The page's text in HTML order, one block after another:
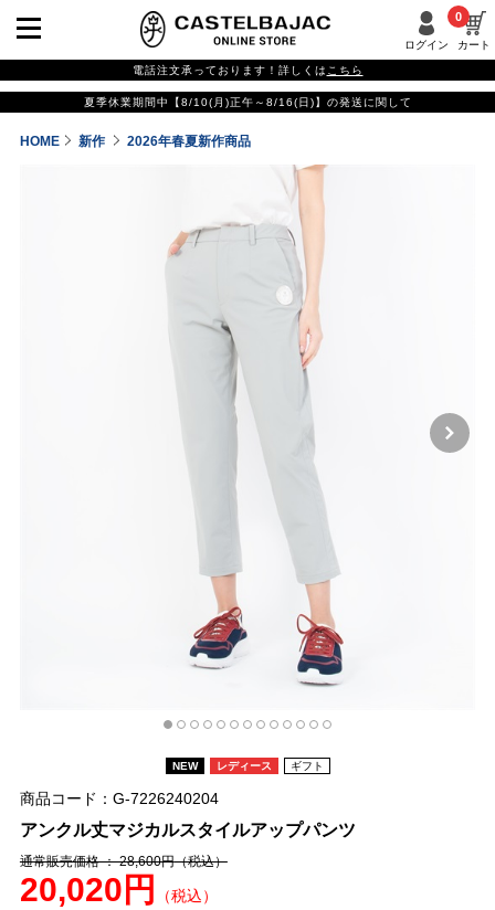
ログイン カート
0
電話注文承っております！詳しくは こちら
夏季休業期間中【8/10(月)正午～8/16(日)】の発送に関して
HOME 新作 2026年春夏新作商品
NEW レディース ギフト
商品コード：G-7226240204
アンクル丈マジカルスタイルアップパンツ
通常販売価格 ： 28,600円（税込）
20,020円
（税込）